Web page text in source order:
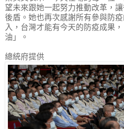
望未來跟她一起努力推動改革，
後盾。她也再次感謝所有參與防
入，台灣才能有今天的防疫成果
油」。
總統府提供